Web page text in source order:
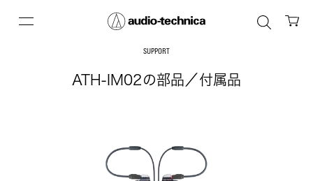
SUPPORT
ATH-IM02の部品／付属品